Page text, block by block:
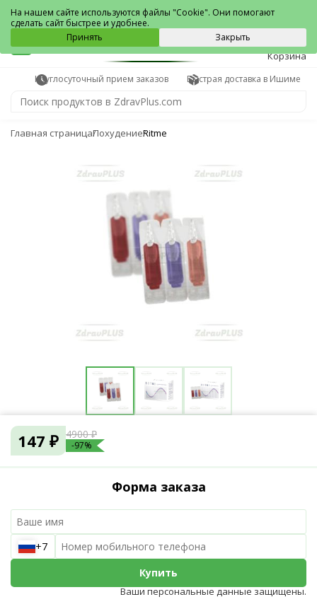
Ишим
0
Корзина
Круглосуточный прием заказов Быстрая доставка в Ишиме
Главная страницаПохудениеRitme
147 ₽ 4900 ₽
-97%
Форма заказа
+7
Купить
Ваши персональные данные защищены.
На нашем сайте используются файлы "Cookie". Они помогают
сделать сайт быстрее и удобнее.
Принять
Закрыть